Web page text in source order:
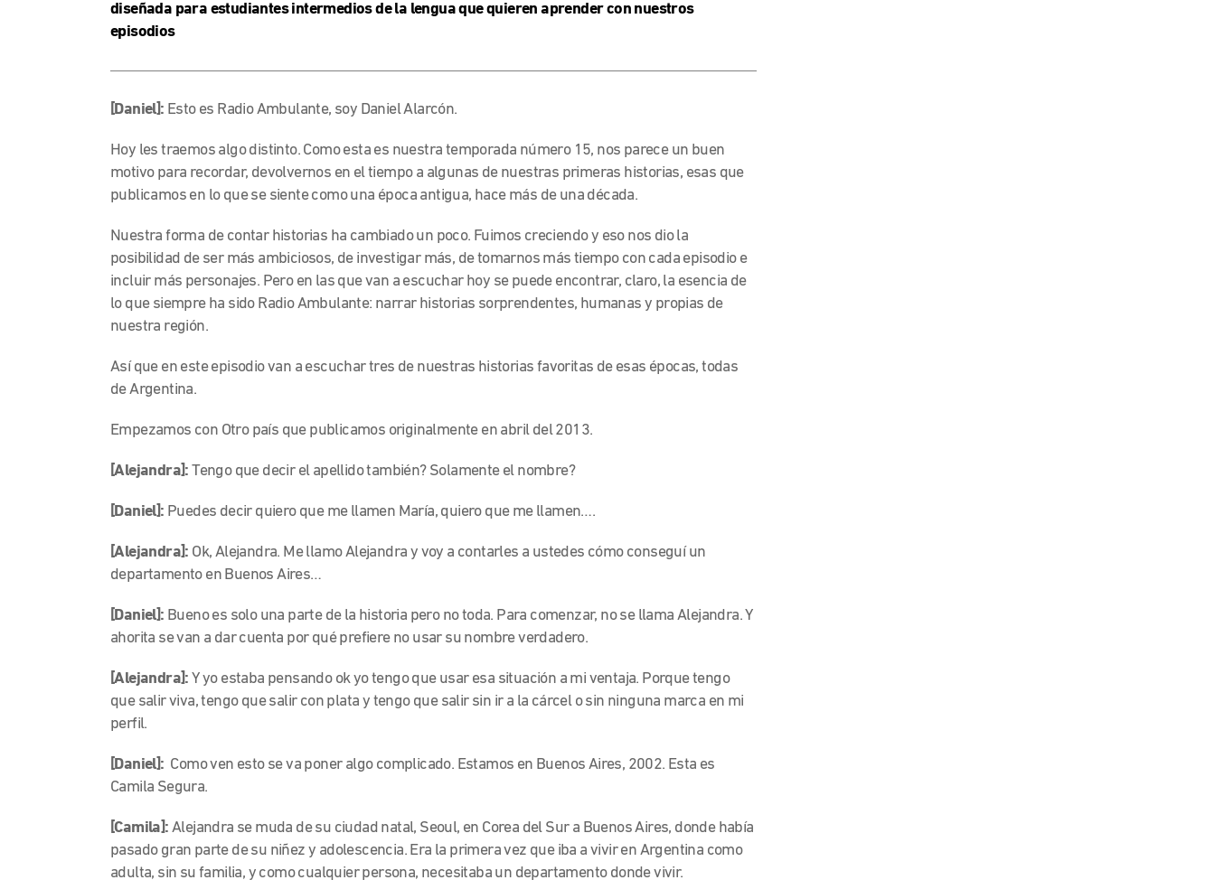
diseñada para estudiantes intermedios de la lengua que quieren aprender con nuestros
episodios
[Daniel]: Esto es Radio Ambulante, soy Daniel Alarcón.
Hoy les traemos algo distinto. Como esta es nuestra temporada número 15, nos parece un buen
motivo para recordar, devolvernos en el tiempo a algunas de nuestras primeras historias, esas que
publicamos en lo que se siente como una época antigua, hace más de una década.
Nuestra forma de contar historias ha cambiado un poco. Fuimos creciendo y eso nos dio la
posibilidad de ser más ambiciosos, de investigar más, de tomarnos más tiempo con cada episodio e
incluir más personajes. Pero en las que van a escuchar hoy se puede encontrar, claro, la esencia de
lo que siempre ha sido Radio Ambulante: narrar historias sorprendentes, humanas y propias de
nuestra región.
Así que en este episodio van a escuchar tres de nuestras historias favoritas de esas épocas, todas
de Argentina.
Empezamos con Otro país que publicamos originalmente en abril del 2013.
[Alejandra]:Tengo que decir el apellido también? Solamente el nombre?
[Daniel]: Puedes decir quiero que me llamen María, quiero que me llamen….
[Alejandra]: Ok, Alejandra. Me llamo Alejandra y voy a contarles a ustedes cómo conseguí un
departamento en Buenos Aires…
[Daniel]: Bueno es solo una parte de la historia pero no toda. Para comenzar, no se llama Alejandra. Y
ahorita se van a dar cuenta por qué prefiere no usar su nombre verdadero.
[Alejandra]: Y yo estaba pensando ok yo tengo que usar esa situación a mi ventaja. Porque tengo
que salir viva, tengo que salir con plata y tengo que salir sin ir a la cárcel o sin ninguna marca en mi
perfil.
[Daniel]: Como ven esto se va poner algo complicado. Estamos en Buenos Aires, 2002. Esta es
Camila Segura.
[Camila]: Alejandra se muda de su ciudad natal, Seoul, en Corea del Sur a Buenos Aires, donde había
pasado gran parte de su niñez y adolescencia. Era la primera vez que iba a vivir en Argentina como
adulta, sin su familia, y como cualquier persona, necesitaba un departamento donde vivir.